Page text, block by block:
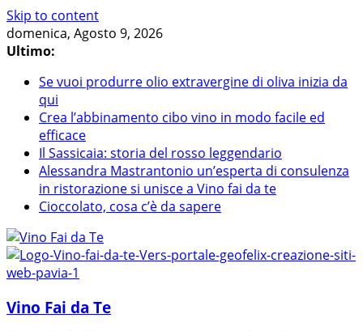
Skip to content
domenica, Agosto 9, 2026
Ultimo:
Se vuoi produrre olio extravergine di oliva inizia da
qui
Crea l’abbinamento cibo vino in modo facile ed
efficace
Il Sassicaia: storia del rosso leggendario
Alessandra Mastrantonio un’esperta di consulenza
in ristorazione si unisce a Vino fai da te
Cioccolato, cosa c’è da sapere
Vino Fai da Te